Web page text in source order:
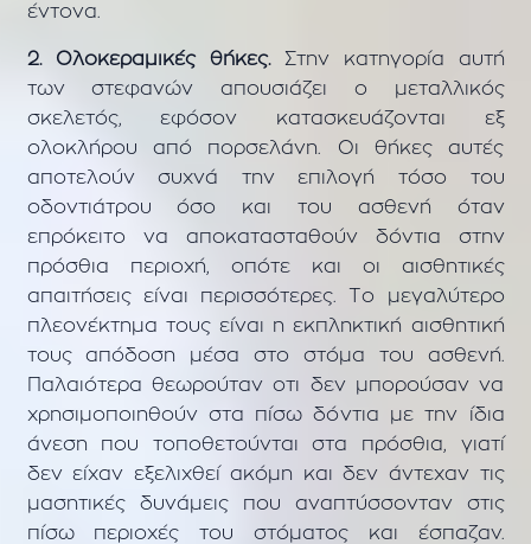
έντονα.
2. Ολοκεραμικές θήκες.Στην κατηγορία αυτή
των στεφανών απουσιάζει ο μεταλλικός
σκελετός, εφόσον κατασκευάζονται εξ
ολοκλήρου από πορσελάνη. Οι θήκες αυτές
αποτελούν συχνά την επιλογή τόσο του
οδοντιάτρου όσο και του ασθενή όταν
επρόκειτο να αποκατασταθούν δόντια στην
πρόσθια περιοχή, οπότε και οι αισθητικές
απαιτήσεις είναι περισσότερες. Το μεγαλύτερο
πλεονέκτημα τους είναι η εκπληκτική αισθητική
τους απόδοση μέσα στο στόμα του ασθενή.
Παλαιότερα θεωρούταν οτι δεν μπορούσαν να
χρησιμοποιηθούν στα πίσω δόντια με την ίδια
άνεση που τοποθετούνται στα πρόσθια, γιατί
δεν είχαν εξελιχθεί ακόμη και δεν άντεχαν τις
μασητικές δυνάμεις που αναπτύσσονταν στις
πίσω περιοχές του στόματος και έσπαζαν.